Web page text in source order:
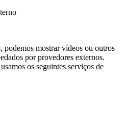
podemos mostrar vídeos ou outros
por provedores externos.
os seguintes serviços de